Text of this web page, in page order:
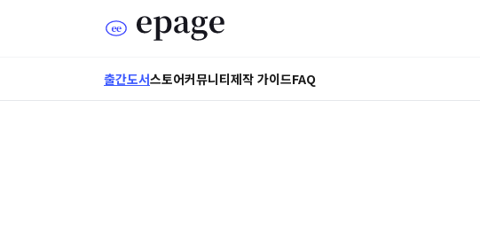
출간도서스토어커뮤니티제작 가이드FAQ